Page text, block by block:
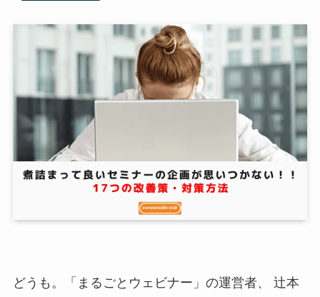
どうも。「まるごとウェビナー」の運営者、 辻本